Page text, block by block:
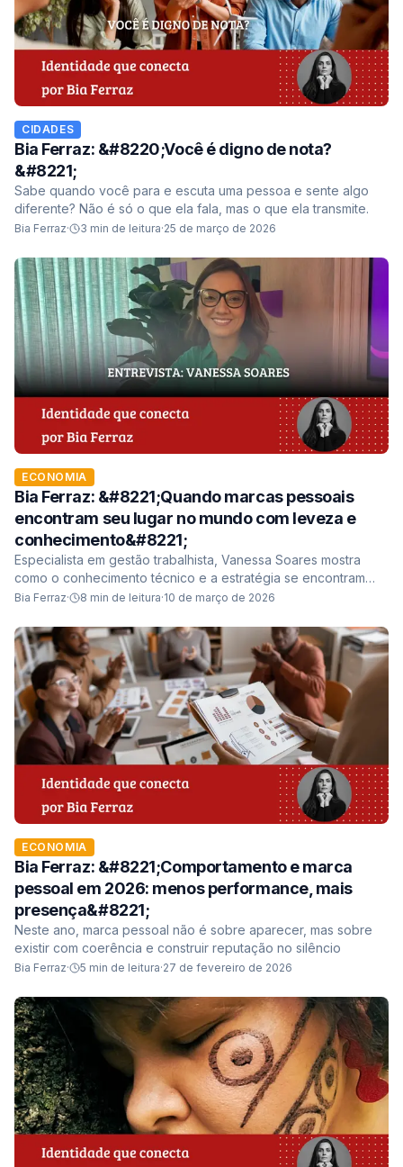
CIDADES
Bia Ferraz: &#8220;Você é digno de nota?
&#8221;
Sabe quando você para e escuta uma pessoa e sente algo
diferente? Não é só o que ela fala, mas o que ela transmite.
Bia Ferraz· 3 min de leitura·25 de março de 2026
ECONOMIA
Bia Ferraz: &#8221;Quando marcas pessoais
encontram seu lugar no mundo com leveza e
conhecimento&#8221;
Especialista em gestão trabalhista, Vanessa Soares mostra
como o conhecimento técnico e a estratégia se encontram
para construir marcas pessoais autênti...
Bia Ferraz· 8 min de leitura·10 de março de 2026
ECONOMIA
Bia Ferraz: &#8221;Comportamento e marca
pessoal em 2026: menos performance, mais
presença&#8221;
Neste ano, marca pessoal não é sobre aparecer, mas sobre
existir com coerência e construir reputação no silêncio
Bia Ferraz· 5 min de leitura·27 de fevereiro de 2026